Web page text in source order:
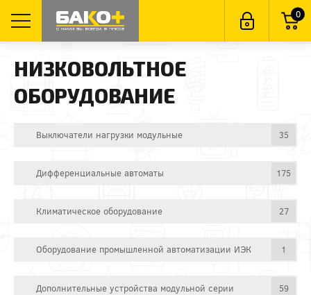
0
НИЗКОВОЛЬТНОЕ
ОБОРУДОВАНИЕ
Выключатели нагрузки модульные 35
Дифференциальные автоматы 175
Климатическое оборудование 27
Оборудование промышленной автоматизации ИЭК 1
Дополнительные устройства модульной серии 59